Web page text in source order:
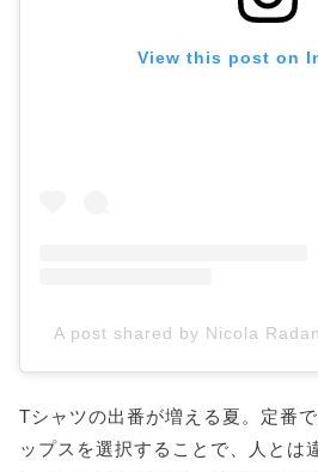
View this post on
A post shared by Nicola
Tシャツの出番が増える夏。定番
ップスを選択することで、人とは